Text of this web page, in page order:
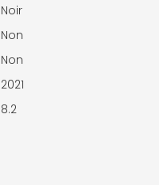
Noir
Non
Non
2021
8.2